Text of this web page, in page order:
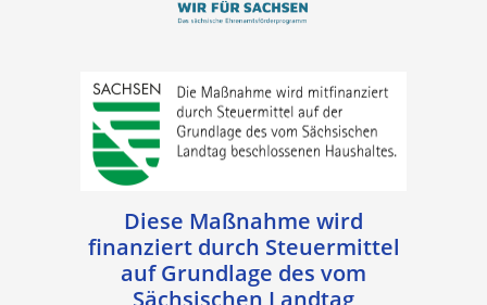
Diese Maßnahme wird
finanziert durch Steuermittel
auf Grundlage des vom